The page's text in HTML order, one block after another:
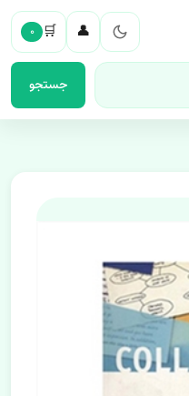
جستجو
👤
🛒 ۰